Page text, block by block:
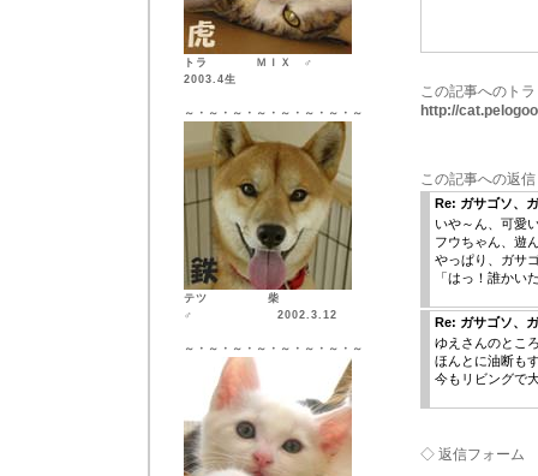
トラ ＭＩＸ ♂
2003.4生
～・～・～・～・～・～・～・～
テツ 柴
♂ 2002.3.12
～・～・～・～・～・～・～・～
この記事へのト
http://
この記事への返信
Re: ガサゴソ、
いや～ん、可愛
フウちゃん、遊
やっぱり、ガサ
「はっ！誰かい
Re: ガサゴソ、
ゆえさんのとこ
ほんとに油断も
今もリビングで
◇ 返信フォーム